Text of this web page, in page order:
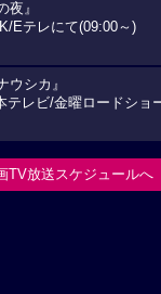
夜』
Eテレにて(09:00～)
ウシカ』
テレビ/金曜ロードショ
TV放送スケジュールへ